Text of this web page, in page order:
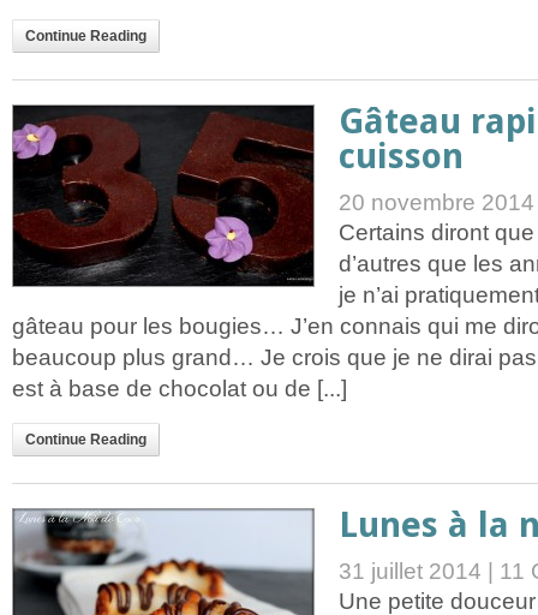
Continue Reading
Gâteau
cuisson
20 novembre
Certains diront
d’autres que les
je n’ai
gâteau pour les bougies… J’en connais qui me
beaucoup plus grand… Je crois que je ne dirai
est à base de chocolat ou de [...]
Continue Reading
Lunes à la
31 juillet 2014 | 11
Une petite